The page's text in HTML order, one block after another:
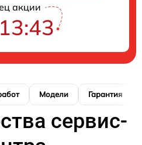
акции
Модели Гарантия
сервис-